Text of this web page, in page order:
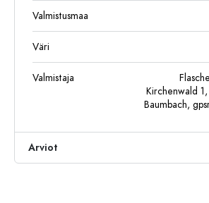
Valmistusmaa
Väri
Valmistaja
Kirchenwald
Baumbach,
Arviot